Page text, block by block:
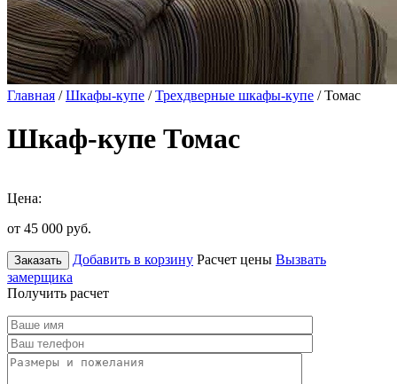
Главная /Шкафы-купе /Трехдверные шкафы-купе / Томас
Шкаф-купе Томас
Цена:
от 45 000 руб.
Заказать Добавить в корзину Расчет цены Вызвать
замерщика
Получить расчет